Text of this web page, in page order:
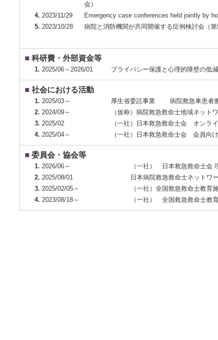
会）
4. 2023/11/29
Emergency case conferences held jointly by
5. 2023/10/28 病院と消防機関が共同開催する症例検討会（
■ 科研費・外部資金等
1. 2025/06～2026/01 プライバシー保護と心理的障壁の低
■ 社会における活動
1. 2025/03～
厚生省委託事業 病院救急車患者搬
2. 2024/09～
（仮称）病院救急救命士地域ネッ
3. 2025/02
（一社）日本救急救命士会 オンラ
4. 2025/04～ （一社）日本救急救命士会 会員向
■ 委員会・協会等
1. 2026/06～
（一社） 日本救急救命士会
2. 2025/08/01
日本病院救急救命士ネット
3. 2025/02/05～
（一社）全国救急救命士教
4. 2023/08/18～ （一社） 全国救急救命士教